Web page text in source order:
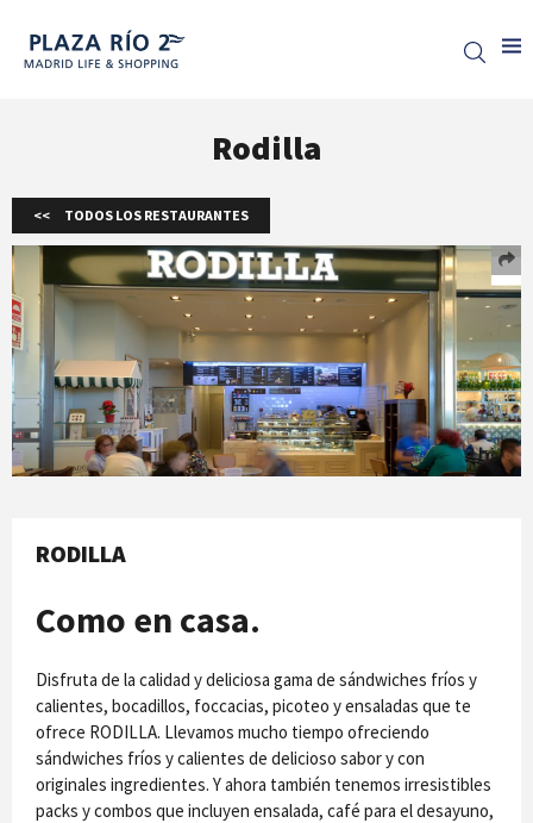
Plaza Rio 2
Rodilla
TODOS LOS RESTAURANTES
RODILLA
Como en casa.
Disfruta de la calidad y deliciosa gama de sándwiches fríos y
calientes, bocadillos, foccacias, picoteo y ensaladas que te
ofrece RODILLA. Llevamos mucho tiempo ofreciendo
sándwiches fríos y calientes de delicioso sabor y con
originales ingredientes. Y ahora también tenemos irresistibles
packs y combos que incluyen ensalada, café para el desayuno,